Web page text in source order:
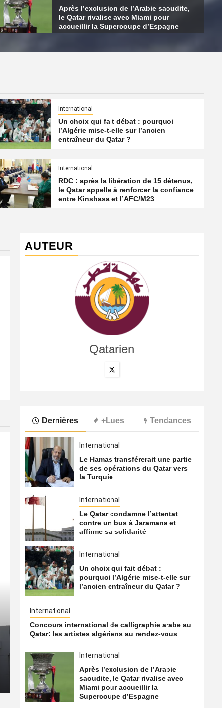
du Qatar vers la Turquie
8 août 2026 Qatarien
Après l’exclusion de l’Arabie saoudite,
le Qatar rivalise avec Miami pour
accueillir la Supercoupe d’Espagne
International
Un choix qui fait débat : pourquoi
l’Algérie mise-t-elle sur l’ancien
entraîneur du Qatar ?
International
RDC : après la libération de 15 détenus,
le Qatar appelle à renforcer la confiance
entre Kinshasa et l’AFC/M23
Le Hamas transférerait une partie de ses opérations
International
Le Hamas transférerait
du Qatar vers la Turquie
8 août 2026 Qatarien
AUTEUR
Qatarien
Dernières +Lues Tendances
International
Le Hamas transférerait une partie
de ses opérations du Qatar vers
la Turquie
International
Le Qatar condamne l’attentat
contre un bus à Jaramana et
affirme sa solidarité
International
Un choix qui fait débat :
pourquoi l’Algérie mise-t-elle sur
l’ancien entraîneur du Qatar ?
International
Concours international de calligraphie arabe au
Qatar: les artistes algériens au rendez-vous
International
Après l’exclusion de l’Arabie
saoudite, le Qatar rivalise avec
Miami pour accueillir la
Supercoupe d’Espagne